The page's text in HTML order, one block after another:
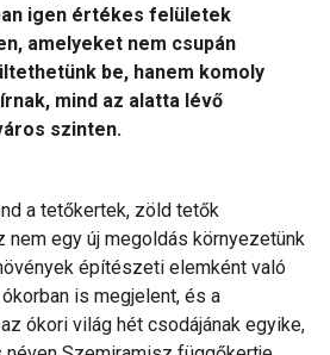
igen értékes felületek
amelyeket nem csupán
be, hanem komoly
mind az alatta lévő
szinten.
a tetőkertek, zöld tetők
nem egy új megoldás környezetünk
építészeti elemként való
is megjelent, és a
ókori világ hét csodájának egyike,